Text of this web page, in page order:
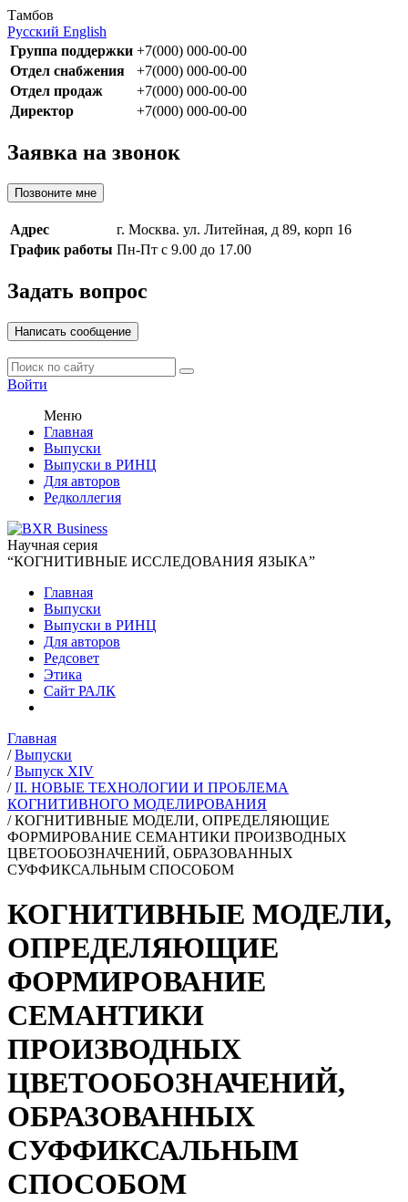
Тамбов
Русский English
Группа поддержки +7(000) 000-00-00
Отдел снабжения
+7(000) 000-00-00
Отдел продаж
+7(000) 000-00-00
Директор
+7(000) 000-00-00
Заявка на звонок
Позвоните мне
Адрес
г. Москва. ул. Литейная, д 89, корп 16
График работы Пн-Пт с 9.00 до 17.00
Задать вопрос
Написать сообщение
Войти
Меню
Главная
Выпуски
Выпуски в РИНЦ
Для авторов
Редколлегия
Научная серия
“КОГНИТИВНЫЕ ИССЛЕДОВАНИЯ ЯЗЫКА”
Главная
Выпуски
Выпуски в РИНЦ
Для авторов
Редсовет
Этика
Сайт РАЛК
Главная
/ Выпуски
/ Выпуск XIV
/ II. НОВЫЕ ТЕХНОЛОГИИ И ПРОБЛЕМА
КОГНИТИВНОГО МОДЕЛИРОВАНИЯ
/ КОГНИТИВНЫЕ МОДЕЛИ, ОПРЕДЕЛЯЮЩИЕ
ФОРМИРОВАНИЕ СЕМАНТИКИ ПРОИЗВОДНЫХ
ЦВЕТООБОЗНАЧЕНИЙ, ОБРАЗОВАННЫХ
СУФФИКСАЛЬНЫМ СПОСОБОМ
КОГНИТИВНЫЕ МОДЕЛИ,
ОПРЕДЕЛЯЮЩИЕ
ФОРМИРОВАНИЕ
СЕМАНТИКИ
ПРОИЗВОДНЫХ
ЦВЕТООБОЗНАЧЕНИЙ,
ОБРАЗОВАННЫХ
СУФФИКСАЛЬНЫМ
СПОСОБОМ